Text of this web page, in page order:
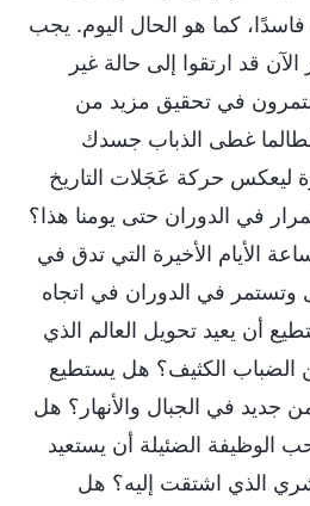
كما هو الحال اليوم. يجب
قد ارتقوا إلى حالة غير
في تحقيق مزيد من
لطالما غطى الذباب جسدك
ليعكس حركة عَجَلات التاريخ
في الدوران حتى يومنا هذا؟
الأيام الأخيرة التي تدق في
في الدوران في اتجاه
أن يعيد تحويل العالم الذي
الضباب الكثيف؟ هل يستطيع
جديد في الجبال والأنهار؟ هل
الضئيلة أن يستعيد
الذي اشتقت إليه؟ هل